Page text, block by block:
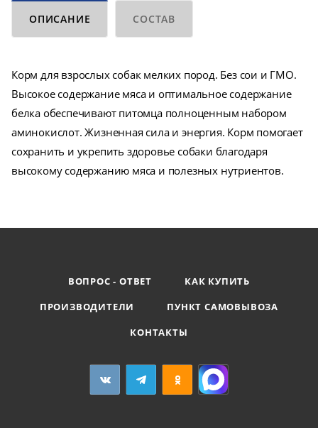
ОПИСАНИЕ СОСТАВ
Корм для взрослых собак мелких пород. Без сои и ГМО.
Высокое содержание мяса и оптимальное содержание
белка обеспечивают питомца полноценным набором
аминокислот. Жизненная сила и энергия. Корм помогает
сохранить и укрепить здоровье собаки благодаря
высокому содержанию мяса и полезных нутриентов.
ВОПРОС - ОТВЕТ
КАК КУПИТЬ
ПРОИЗВОДИТЕЛИ
ПУНКТ САМОВЫВОЗА
КОНТАКТЫ